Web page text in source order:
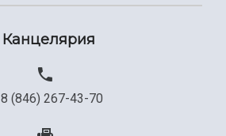
Канцелярия
8 (846) 267-43-70